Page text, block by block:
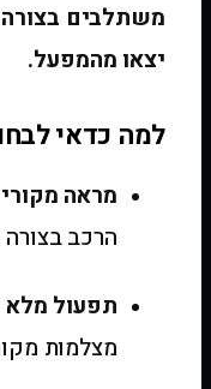
משתלבים
יצאו מהמפעל.
למה כדאי
מראה מקורי
הרכב
תפעול מלא
מצלמות